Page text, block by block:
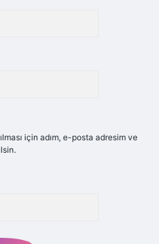
için adım, e-posta adresim ve